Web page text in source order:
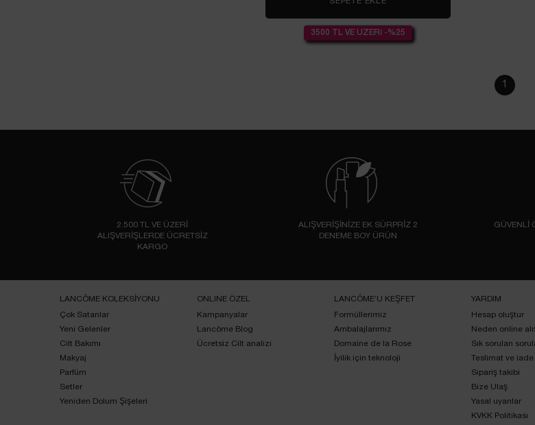
3500 TL VE ÜZERİ -%25
Page
2.500 TL VE ÜZERİ
ALIŞVERİŞLERDE ÜCRETSİZ
KARGO
ALIŞVERİŞİNİZE EK SÜRPRİZ 2
DENEME BOY ÜRÜN
GÜVENLİ
LANCÔME KOLEKSİYONU
Çok Satanlar
Yeni Gelenler
Cilt Bakımı
Makyaj
Parfüm
Setler
Yeniden Dolum Şişeleri
ONLINE ÖZEL
Kampanyalar
Lancôme Blog
Ücretsiz Cilt analizi
LANCÔME’U KEŞFET
Formüllerimiz
Ambalajlarımız
Domaine de la Rose
İyilik için teknoloji
YARDIM
Hesap oluştur
Neden online
Sık sorulan
Teslimat ve iade
Sipariş takibi
Bize Ulaş
Yasal uyarılar
KVKK Politikası